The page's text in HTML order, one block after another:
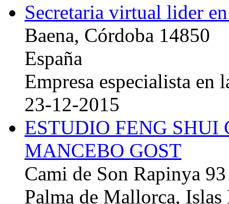
Secretaria virtual lider
Baena, Córdoba 14850
España
Empresa especialista en
23-12-2015
ESTUDIO FENG
MANCEBO GOST
Cami de Son Rapinya 93
Palma de Mallorca, Islas